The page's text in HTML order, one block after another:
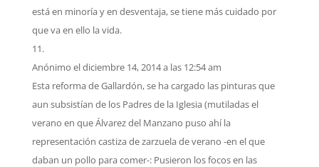
está en minoría y en desventaja, se tiene más cuidado por
que va en ello la vida.
Anónimo el diciembre 14, 2014 a las 12:54 am
Esta reforma de Gallardón, se ha cargado las pinturas que
aun subsistían de los Padres de la Iglesia (mutiladas el
verano en que Álvarez del Manzano puso ahí la
representación castiza de zarzuela de verano -en el que
daban un pollo para comer-: Pusieron los focos en las